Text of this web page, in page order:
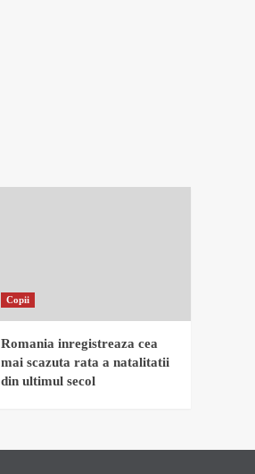
Copii
Romania inregistreaza cea
mai scazuta rata a natalitatii
din ultimul secol